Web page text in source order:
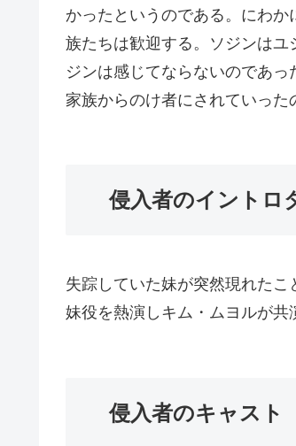
かったというのである。にわ
族たちは歓迎する。ソジンは
ジンは感じてならないのであ
家族からのけ者にされていった
侵入者のイントロ
失踪していた妹が突然現れた
妹役を熱演しキム・ムヨルが共
侵入者のキャスト